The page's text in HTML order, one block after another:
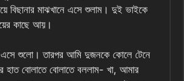
বিছানার মাঝখানে এসে শুলাম। দুই ভাইকে
কাছে আয়।
এসে শুলো। তারপর আমি দুজনকে কোলে টেনে
হাত বোলাতে বোলাতে বললাম- খা, আমার